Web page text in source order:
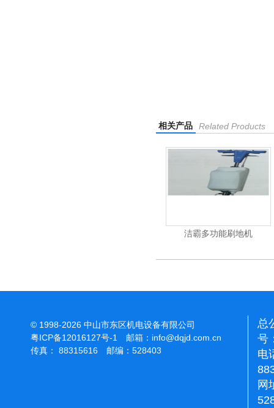
相关产品 Related Products
洁霸多功能刷地机
© 1998-2026 中山市东区机电设备有限公司
粤ICP备12016127号-1
邮箱： info@dqjd.com.cn
传真： 88315616 邮编：528403
总
号
电
网